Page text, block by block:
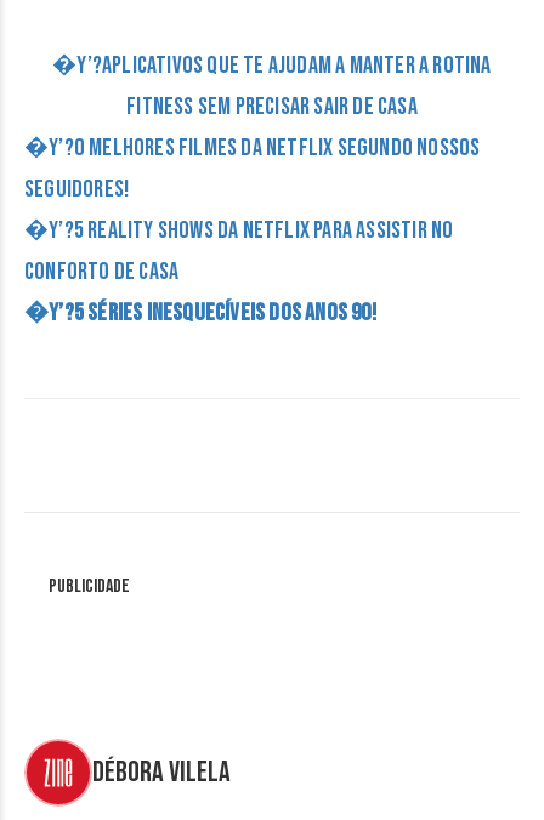
�Y’?Aplicativos que te ajudam a manter a rotina
fitness sem precisar sair de casa
�Y’?O melhores filmes da NETFLIX segundo nossos
seguidores!
�Y’?5 Reality Shows da Netflix para assistir no
conforto de casa
�Y’?5 séries inesquecíveis dos Anos 90!
Publicidade
Débora Vilela